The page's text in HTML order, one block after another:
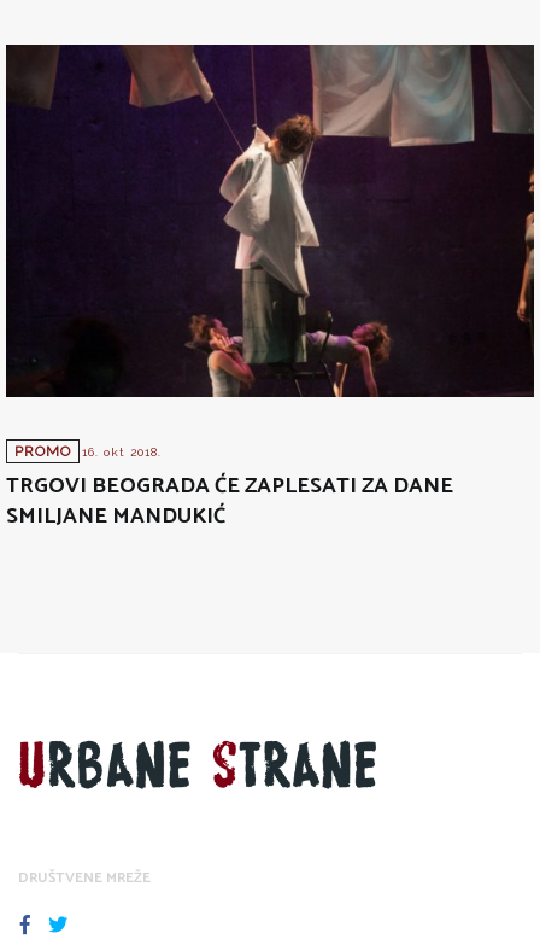
PROMO 16. okt 2018.
TRGOVI BEOGRADA ĆE ZAPLESATI ZA DANE
SMILJANE MANDUKIĆ
DRUŠTVENE MREŽE
FACEBOOK
TWITTER